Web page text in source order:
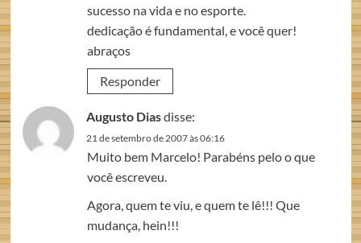
sucesso na vida e no esporte.
dedicação é fundamental, e você quer!
abraços
Responder
Augusto Diasdisse:
21 de setembro de 2007 às 06:16
Muito bem Marcelo! Parabéns pelo o que
você escreveu.
Agora, quem te viu, e quem te lê!!! Que
mudança, hein!!!